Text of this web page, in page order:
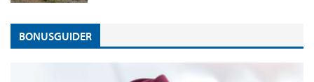
BONUSGUIDER